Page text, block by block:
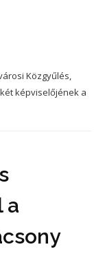
Közgyűlés,
képviselőjének a
a